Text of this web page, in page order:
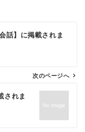
話】に掲載されま
次のページへ
されま